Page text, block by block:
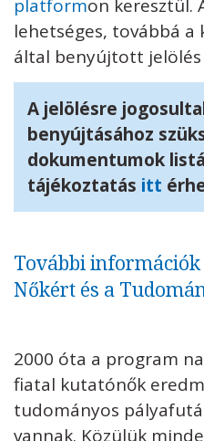
platformon keresztül.
lehetséges, továbbá
által benyújtott
A jelölésre
benyújtásához
dokumentumok
tájékoztatás itt
További információk
Nőkért és a
2000 óta a program
fiatal kutatónők
tudományos
vannak. Közülük